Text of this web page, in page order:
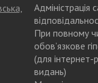
При повному
обов’язкове
(для інтернет-
видань)